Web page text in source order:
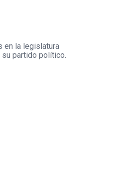
en la legislatura
partido político.